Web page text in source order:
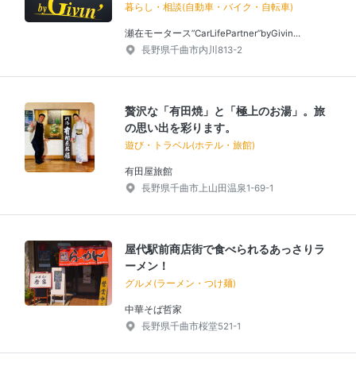
暮らし・相談(自動車・バイク・自転車)
瀬在モータース”CarLifePartner”byGivin...
長野県千曲市内川813-2
贅沢な「有田焼」と「極上のお湯」。旅
の思い出を彩ります。
遊び・トラベル(ホテル・旅館)
有田屋旅館
長野県千曲市上山田温泉1-69-1
屋代駅前商店街で食べられるあっさりラ
ーメン！
グルメ(ラーメン・つけ麺)
中華そば哲家
長野県千曲市桜堂521-1